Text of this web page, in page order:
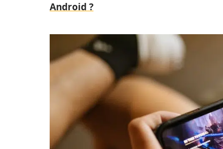
Android ?